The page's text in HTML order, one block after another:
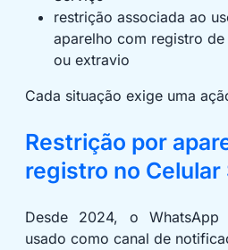
restrição associada ao
aparelho com registro
ou extravio
Cada situação exige uma
Restrição por
registro no Celular
Desde 2024, o
usado como canal de